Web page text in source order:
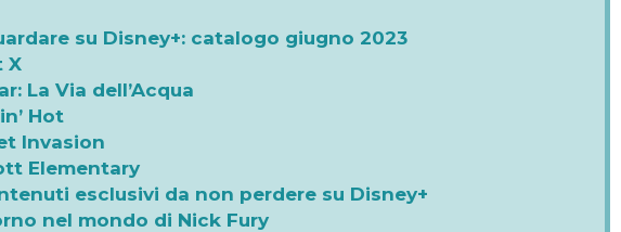
su Disney+: catalogo giugno 2023
X
La Via dell’Acqua
Hot
Invasion
Elementary
esclusivi da non perdere su Disney+
nel mondo di Nick Fury